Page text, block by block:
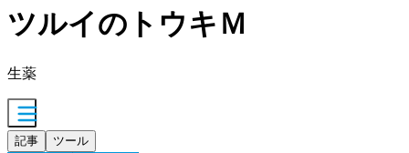
ツルイのトウキＭ
生薬
記事 ツール